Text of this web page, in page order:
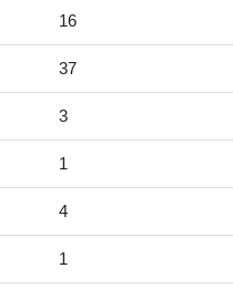
16
37
3
1
4
1